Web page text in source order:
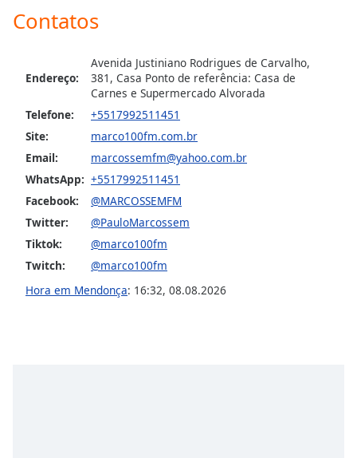
Subtitles
opens
settings
dialog
subtitles
off,
selected
Audio
Picture-
Picture
Contatos
Endereço:
Avenida Justiniano Rodrigues de Carvalho,
381, Casa Ponto de referência: Casa de
Carnes e Supermercado Alvorada
Telefone:
+5517992511451
Site:
marco100fm.com.br
Email:
marcossemfm@yahoo.com.br
WhatsApp: +5517992511451
Facebook:
@MARCOSSEMFM
Twitter:
@PauloMarcossem
Tiktok:
@marco100fm
Twitch:
@marco100fm
Hora em Mendonça: 16:32, 08.08.2026